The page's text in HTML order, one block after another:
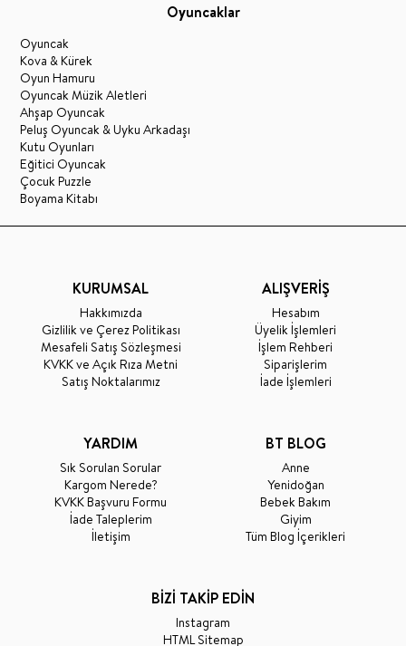
Oyuncaklar
Oyuncak
Kova & Kürek
Oyun Hamuru
Oyuncak Müzik Aletleri
Ahşap Oyuncak
Peluş Oyuncak & Uyku Arkadaşı
Kutu Oyunları
Eğitici Oyuncak
Çocuk Puzzle
Boyama Kitabı
KURUMSAL
Hakkımızda
Gizlilik ve Çerez Politikası
Mesafeli Satış Sözleşmesi
KVKK ve Açık Rıza Metni
Satış Noktalarımız
ALIŞVERİŞ
Hesabım
Üyelik İşlemleri
İşlem Rehberi
Siparişlerim
İade İşlemleri
YARDIM
Sık Sorulan Sorular
Kargom Nerede?
KVKK Başvuru Formu
İade Taleplerim
İletişim
BT BLOG
Anne
Yenidoğan
Bebek Bakım
Giyim
Tüm Blog İçerikleri
BİZİ TAKİP EDİN
Instagram
HTML Sitemap